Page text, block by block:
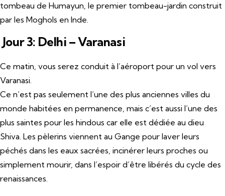
tombeau de Humayun, le premier tombeau-jardin construit
par les Moghols en Inde.
Jour 3: Delhi – Varanasi
Ce matin, vous serez conduit à l’aéroport pour un vol vers
Varanasi.
Ce n’est pas seulement l’une des plus anciennes villes du
monde habitées en permanence, mais c’est aussi l’une des
plus saintes pour les hindous car elle est dédiée au dieu
Shiva. Les pèlerins viennent au Gange pour laver leurs
péchés dans les eaux sacrées, incinérer leurs proches ou
simplement mourir, dans l’espoir d’être libérés du cycle des
renaissances.